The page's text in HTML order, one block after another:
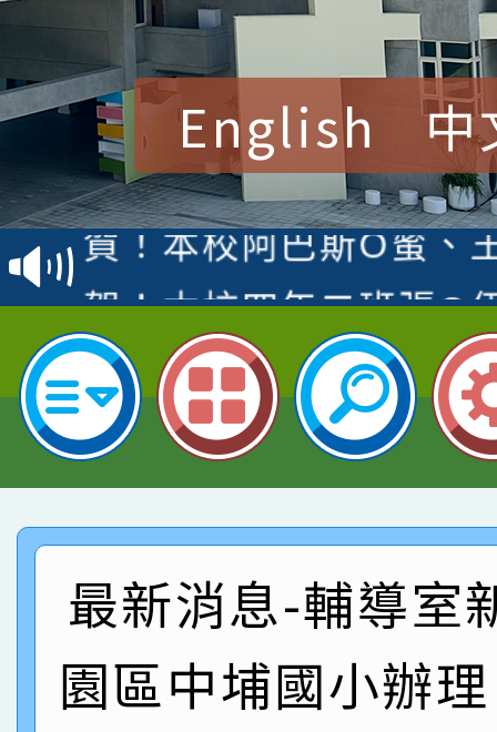
English 中
賀！本校參加桃園市中
賽 洪綺君教師榮獲社
名
賀！本校阿巴斯O蜜、
倩參加桃園市科展 國
名 指導老師王老師、
賀！本校四年二班張O
園市英語競賽國小朗讀
指導老師林老師
賀！本校參加桃園市中
賽 劉文瑛教師榮獲教
臺灣台語-第二名
賀！本校參與2026世
創客第三名。
賀！本校參加桃園市中
賽 洪綺君教師榮獲社
名
賀！本校阿巴斯O蜜、
倩參加桃園市科展 國
名 指導老師王老師、
賀！本校四年二班張O
園市英語競賽國小朗讀
賀！本校參加桃園市中
最新消息-輔導室
園區中埔國小辦